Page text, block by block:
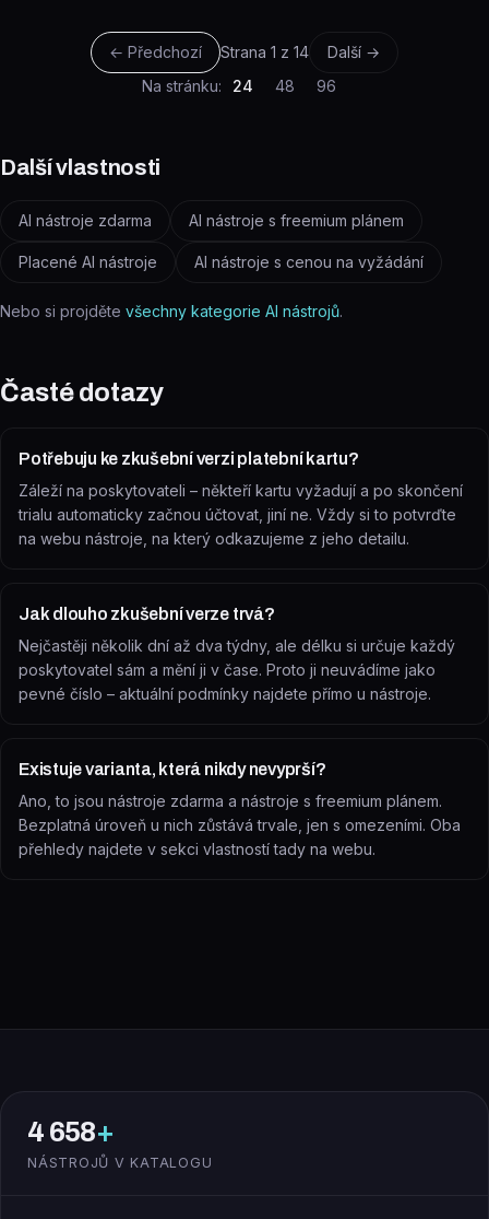
← Předchozí Strana 1 z 14
Další →
Na stránku:
24 48 96
Další vlastnosti
AI nástroje zdarma AI nástroje s freemium plánem
Placené AI nástroje AI nástroje s cenou na vyžádání
Nebo si projděte všechny kategorie AI nástrojů.
Časté dotazy
Potřebuju ke zkušební verzi platební kartu?
Záleží na poskytovateli – někteří kartu vyžadují a po skončení
trialu automaticky začnou účtovat, jiní ne. Vždy si to potvrďte
na webu nástroje, na který odkazujeme z jeho detailu.
Jak dlouho zkušební verze trvá?
Nejčastěji několik dní až dva týdny, ale délku si určuje každý
poskytovatel sám a mění ji v čase. Proto ji neuvádíme jako
pevné číslo – aktuální podmínky najdete přímo u nástroje.
Existuje varianta, která nikdy nevyprší?
Ano, to jsou nástroje zdarma a nástroje s freemium plánem.
Bezplatná úroveň u nich zůstává trvale, jen s omezeními. Oba
přehledy najdete v sekci vlastností tady na webu.
4 658+
NÁSTROJŮ V KATALOGU